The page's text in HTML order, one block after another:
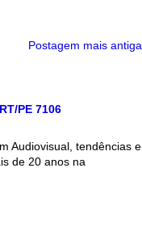
Postagem mais antiga
PE 7106
Audiovisual, tendências e
de 20 anos na